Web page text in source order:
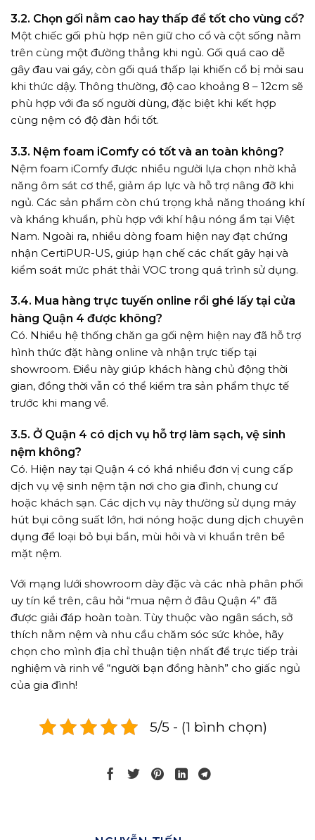
3.2. Chọn gối nằm cao hay thấp để tốt cho vùng cổ?
Một chiếc gối phù hợp nên giữ cho cổ và cột sống nằm
trên cùng một đường thẳng khi ngủ. Gối quá cao dễ
gây đau vai gáy, còn gối quá thấp lại khiến cổ bị mỏi sau
khi thức dậy. Thông thường, độ cao khoảng 8 – 12cm sẽ
phù hợp với đa số người dùng, đặc biệt khi kết hợp
cùng nệm có độ đàn hồi tốt.
3.3. Nệm foam iComfy có tốt và an toàn không?
Nệm foam iComfy được nhiều người lựa chọn nhờ khả
năng ôm sát cơ thể, giảm áp lực và hỗ trợ nâng đỡ khi
ngủ. Các sản phẩm còn chú trọng khả năng thoáng khí
và kháng khuẩn, phù hợp với khí hậu nóng ẩm tại Việt
Nam. Ngoài ra, nhiều dòng foam hiện nay đạt chứng
nhận CertiPUR-US, giúp hạn chế các chất gây hại và
kiểm soát mức phát thải VOC trong quá trình sử dụng.
3.4. Mua hàng trực tuyến online rồi ghé lấy tại cửa
hàng Quận 4 được không?
Có. Nhiều hệ thống chăn ga gối nệm hiện nay đã hỗ trợ
hình thức đặt hàng online và nhận trực tiếp tại
showroom. Điều này giúp khách hàng chủ động thời
gian, đồng thời vẫn có thể kiểm tra sản phẩm thực tế
trước khi mang về.
3.5. Ở Quận 4 có dịch vụ hỗ trợ làm sạch, vệ sinh
nệm không?
Có. Hiện nay tại Quận 4 có khá nhiều đơn vị cung cấp
dịch vụ vệ sinh nệm tận nơi cho gia đình, chung cư
hoặc khách sạn. Các dịch vụ này thường sử dụng máy
hút bụi công suất lớn, hơi nóng hoặc dung dịch chuyên
dụng để loại bỏ bụi bẩn, mùi hôi và vi khuẩn trên bề
mặt nệm.
Với mạng lưới showroom dày đặc và các nhà phân phối
uy tín kể trên, câu hỏi “mua nệm ở đâu Quận 4” đã
được giải đáp hoàn toàn. Tùy thuộc vào ngân sách, sở
thích nằm nệm và nhu cầu chăm sóc sức khỏe, hãy
chọn cho mình địa chỉ thuận tiện nhất để trực tiếp trải
nghiệm và rinh về “người bạn đồng hành” cho giấc ngủ
của gia đình!
5/5 - (1 bình chọn)